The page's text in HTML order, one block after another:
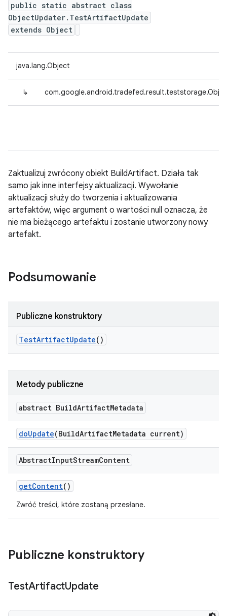
public static abstract class
ObjectUpdater.TestArtifactUpdate
extends Object
java.lang.Object
↳
Zaktualizuj zwrócony obiekt BuildArtifact. Działa tak
samo jak inne interfejsy aktualizacji. Wywołanie
aktualizacji służy do tworzenia i aktualizowania
artefaktów, więc argument o wartości null oznacza, że
nie ma bieżącego artefaktu i zostanie utworzony nowy
artefakt.
Podsumowanie
Publiczne konstruktory
TestArtifactUpdate()
Metody publiczne
abstract BuildArtifactMetadata
doUpdate(BuildArtifactMetadata current)
AbstractInputStreamContent
getContent()
Zwróć treści, które zostaną przesłane.
Publiczne konstruktory
TestArtifactUpdate